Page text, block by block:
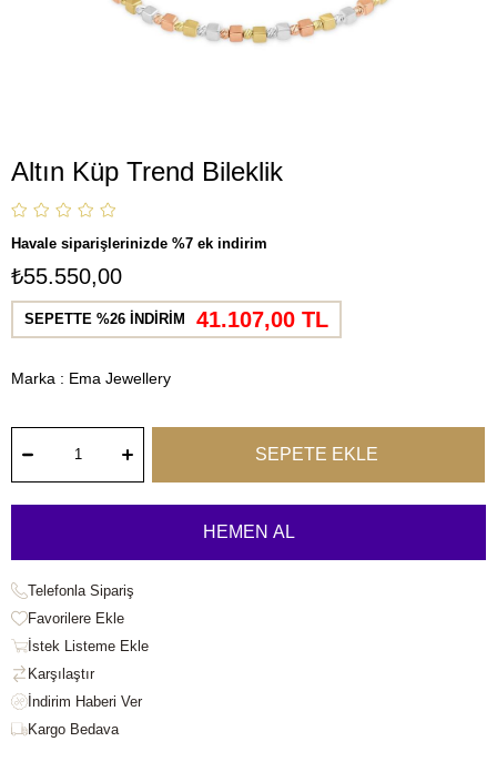
Altın Küp Trend Bileklik
Havale siparişlerinizde %7 ek indirim
₺55.550,00
SEPETTE %26 İNDİRİM 41.107,00 TL
Marka : Ema Jewellery
Telefonla Sipariş
Favorilere Ekle
İstek Listeme Ekle
Karşılaştır
Kargo Bedava